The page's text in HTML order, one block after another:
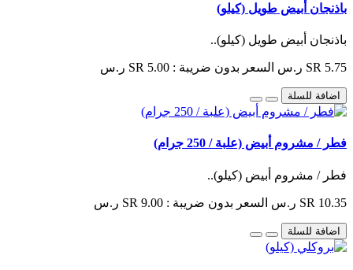
باذنجان أبيض طويل (كيلو)
باذنجان أبيض طويل (كيلو)..
SR 5.75 ر.س السعر بدون ضريبة : SR 5.00 ر.س
اضافة للسلة
فطر / مشروم أبيض (علبة / 250 جرام)
فطر / مشروم أبيض (كيلو)..
SR 10.35 ر.س السعر بدون ضريبة : SR 9.00 ر.س
اضافة للسلة